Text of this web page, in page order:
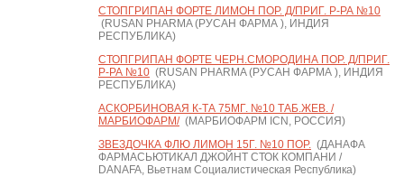
СТОПГРИПАН ФОРТЕ ЛИМОН ПОР. Д/ПРИГ. Р-РА №10
(RUSAN PHARMA (РУСАН ФАРМА ), ИНДИЯ
РЕСПУБЛИКА)
СТОПГРИПАН ФОРТЕ ЧЕРН.СМОРОДИНА ПОР. Д/ПРИГ.
Р-РА №10(RUSAN PHARMA (РУСАН ФАРМА ), ИНДИЯ
РЕСПУБЛИКА)
АСКОРБИНОВАЯ К-ТА 75МГ. №10 ТАБ.ЖЕВ. /
МАРБИОФАРМ/(МАРБИОФАРМ ICN, РОССИЯ)
ЗВЕЗДОЧКА ФЛЮ ЛИМОН 15Г. №10 ПОР.(ДАНАФА
ФАРМАСЬЮТИКАЛ ДЖОЙНТ СТОК КОМПАНИ /
DANAFA, Вьетнам Социалистическая Республика)